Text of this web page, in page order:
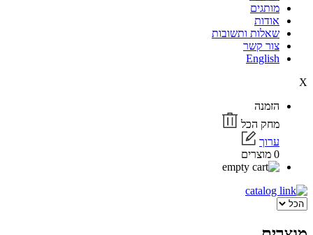
מותגים
אודות
שאלות ותשובות
צור קשר
English
X
הזמנה
מחק הכל
ערוך
0 מוצרים